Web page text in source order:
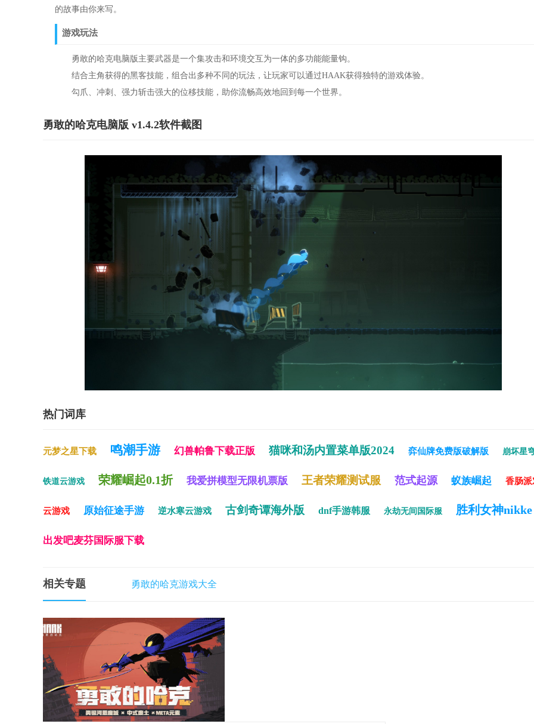
的故事由你来写。
游戏玩法
勇敢的哈克电脑版主要武器是一个集攻击和环境交互为一体的多功能能量钩。
结合主角获得的黑客技能，组合出多种不同的玩法，让玩家可以通过HAAK获得独特的游戏体验。
勾爪、冲刺、强力斩击强大的位移技能，助你流畅高效地回到每一个世界。
勇敢的哈克电脑版 v1.4.2软件截图
热门词库
元梦之星下载 鸣潮手游 幻兽帕鲁下载正版 猫咪和汤内置菜单版2024 弈仙牌免费版破解版 崩坏星
铁道云游戏 荣耀崛起0.1折 我爱拼模型无限机票版 王者荣耀测试服 范式起源 蚁族崛起 香肠派
云游戏 原始征途手游 逆水寒云游戏 古剑奇谭海外版 dnf手游韩服 永劫无间国际服 胜利女神nikke
出发吧麦芬国际服下载
相关专题 勇敢的哈克游戏大全